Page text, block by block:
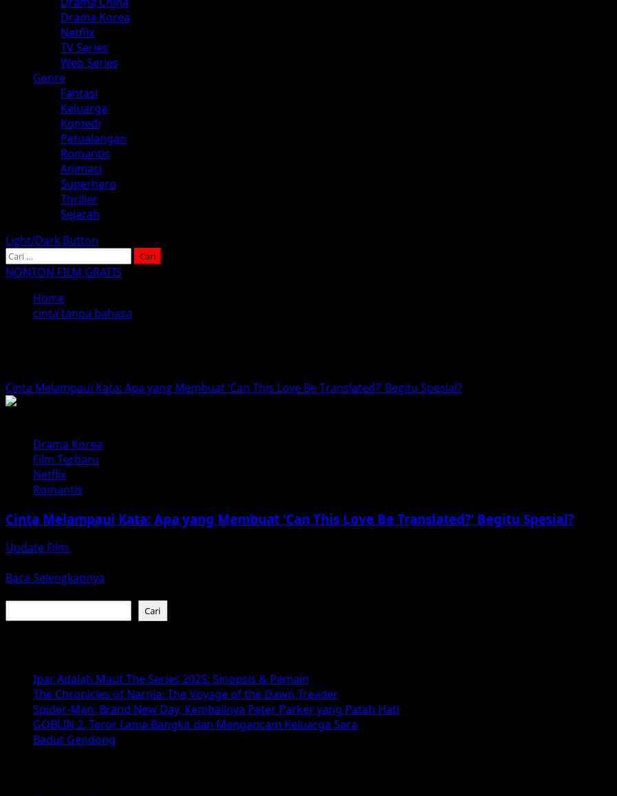
Drama Korea
Netflix
TV Series
Web Series
Genre
Fantasi
Keluarga
Komedi
Petualangan
Romantis
Animasi
Superhero
Thriller
Sejarah
Light/Dark Button
Cari
untuk:
NONTON FILM GRATIS
Home
cinta tanpa bahasa
Cinta Melampaui Kata: Apa yang Membuat ‘Can This Love Be Translated?’ Begitu Spesial?
Drama Korea
Film Terbaru
Netflix
Romantis
Cinta Melampaui Kata: Apa yang Membuat ‘Can This Love Be Translated?’ Begitu Spesial?
Update Film
Baca Selengkapnya
Cinta
yang
Membuat
‘Can
This
Love
Cari
Ipar Adalah Maut The Series 2025: Sinopsis & Pemain
The Chronicles of Narnia: The Voyage of the Dawn Treader
Spider-Man: Brand New Day, Kembalinya Peter Parker yang Patah Hati
GOBLIN 2: Teror Lama Bangkit dan Mengancam Keluarga Sara
Badut Gendong